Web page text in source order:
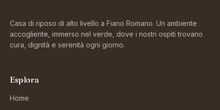
Casa di riposo di alto livello a Fiano Romano. Un ambiente
accogliente, immerso nel verde, dove i nostri ospiti trovano
cura, dignità e serenità ogni giorno.
Esplora
Home